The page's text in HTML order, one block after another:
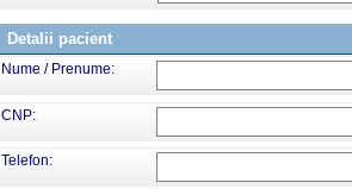
Detalii pacient
Nume / Prenume:
CNP:
Telefon: